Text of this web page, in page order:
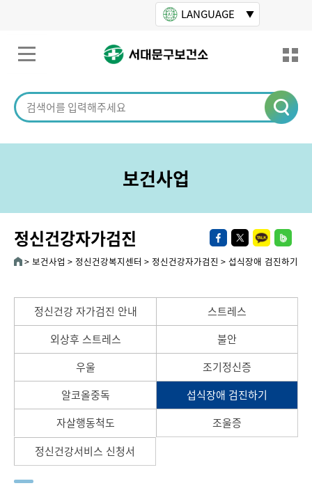
LANGUAGE
보건사업
정신건강자가검진
보건사업 정신건강복지센터 정신건강자가검진 섭식장애 검진하기
정신건강 자가검진 안내
스트레스
외상후 스트레스
불안
우울
조기정신증
알코올중독
섭식장애 검진하기
자살행동척도
조울증
정신건강서비스 신청서